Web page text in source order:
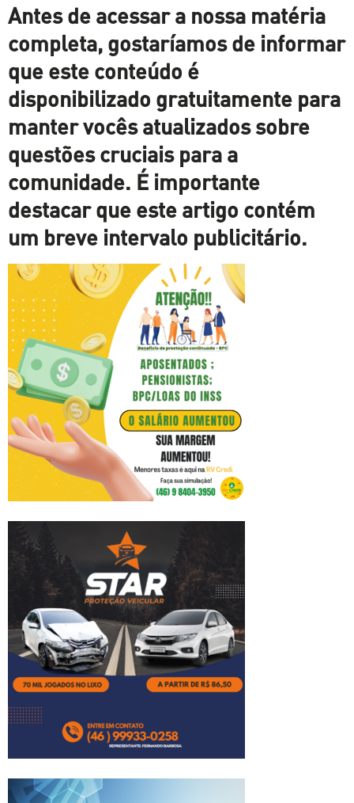
Antes de acessar a nossa matéria
completa, gostaríamos de informar
que este conteúdo é
disponibilizado gratuitamente para
manter vocês atualizados sobre
questões cruciais para a
comunidade. É importante
destacar que este artigo contém
um breve intervalo publicitário.